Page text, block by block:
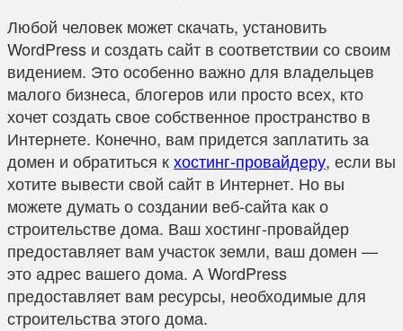
Любой человек может скачать, установить
WordPress и создать сайт в соответствии со своим
видением. Это особенно важно для владельцев
малого бизнеса, блогеров или просто всех, кто
хочет создать свое собственное пространство в
Интернете. Конечно, вам придется заплатить за
домен и обратиться кхостинг-провайдеру, если вы
хотите вывести свой сайт в Интернет. Но вы
можете думать о создании веб-сайта как о
строительстве дома. Ваш хостинг-провайдер
предоставляет вам участок земли, ваш домен —
это адрес вашего дома. А WordPress
предоставляет вам ресурсы, необходимые для
строительства этого дома.